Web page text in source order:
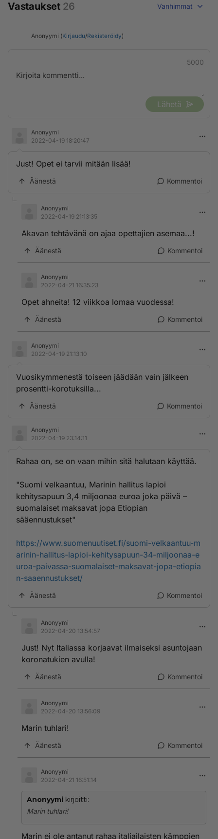
Vastaukset 26 Vanhimmat
Anonyymi (Kirjaudu/Rekisteröidy)
5000
Lähetä
Anonyymi
2022-04-19 18:20:47
Just! Opet ei tarvii mitään lisää!
Äänestä Kommentoi
Anonyymi
2022-04-19 21:13:35
Akavan tehtävänä on ajaa opettajien asemaa...!
Äänestä Kommentoi
Anonyymi
2022-04-21 16:35:23
Opet ahneita! 12 viikkoa lomaa vuodessa!
Äänestä Kommentoi
Anonyymi
2022-04-19 21:13:10
Vuosikymmenestä toiseen jäädään vain jälkeen
prosentti-korotuksilla...
Äänestä Kommentoi
Anonyymi
2022-04-19 23:14:11
Rahaa on, se on vaan mihin sitä halutaan käyttää.
"Suomi velkaantuu, Marinin hallitus lapioi
kehitysapuun 3,4 miljoonaa euroa joka päivä –
suomalaiset maksavat jopa Etiopian
sääennustukset"
https://www.suomenuutiset.fi/suomi-velkaantuu-m
arinin-hallitus-lapioi-kehitysapuun-34-miljoonaa-e
uroa-paivassa-suomalaiset-maksavat-jopa-etiopia
n-saaennustukset/
Äänestä Kommentoi
Anonyymi
2022-04-20 13:54:57
Just! Nyt Italiassa korjaavat ilmaiseksi asuntojaan
koronatukien avulla!
Äänestä Kommentoi
Anonyymi
2022-04-20 13:56:09
Marin tuhlari!
Äänestä Kommentoi
Anonyymi
2022-04-21 16:51:14
Anonyymi kirjoitti:
Marin tuhlari!
Marin ei ole antanut rahaa italiailaisten kämppien